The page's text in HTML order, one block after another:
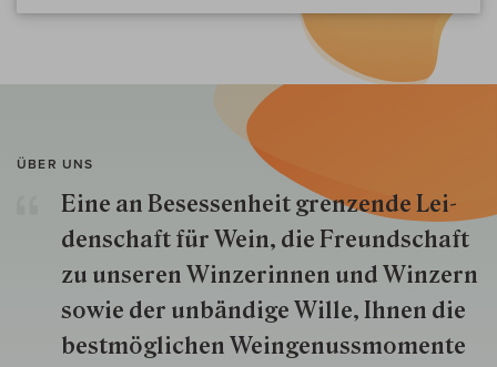
ÜBER UNS
Eine an Besessenheit gren­zende Lei­
den­schaft für Wein, die Freund­schaft
zu unseren Win­zer­innen und Win­zern
so­wie der un­bän­dige Wille, Ihnen die
best­mög­lich­en Wein­genuss­momente